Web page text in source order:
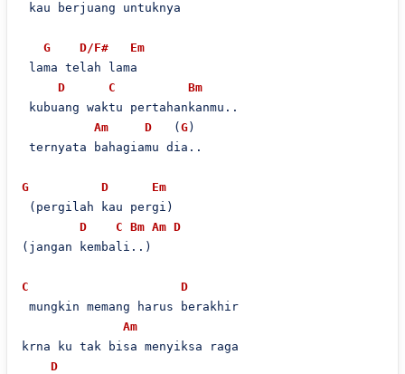
kau berjuang untuknya
G D/F#
Em
lama telah lama
D
C
Bm
kubuang waktu pertahankanmu..
Am
D
   (
G)
ternyata bahagiamu dia..
G D
Em
(pergilah kau pergi)
D
C Bm Am D
(jangan kembali..)
C
D
mungkin memang harus berakhir
Am
krna ku tak bisa menyiksa raga
D